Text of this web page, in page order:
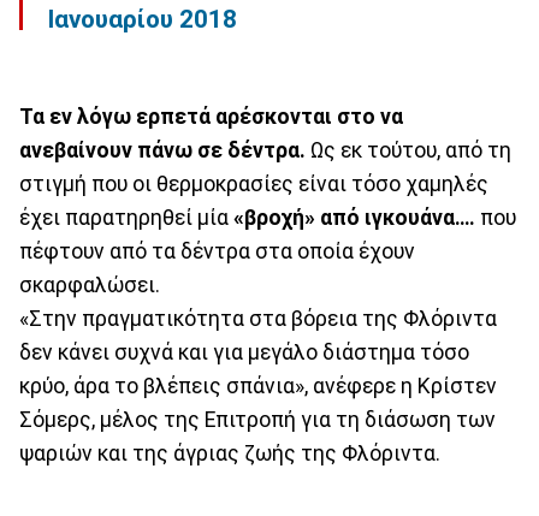
Ιανουαρίου 2018
Τα εν λόγω ερπετά αρέσκονται στο να
ανεβαίνουν πάνω σε δέντρα. Ως εκ τούτου, από τη
στιγμή που οι θερμοκρασίες είναι τόσο χαμηλές
έχει παρατηρηθεί μία «βροχή» από ιγκουάνα…. που
πέφτουν από τα δέντρα στα οποία έχουν
σκαρφαλώσει.
«Στην πραγματικότητα στα βόρεια της Φλόριντα
δεν κάνει συχνά και για μεγάλο διάστημα τόσο
κρύο, άρα το βλέπεις σπάνια», ανέφερε η Κρίστεν
Σόμερς, μέλος της Επιτροπή για τη διάσωση των
ψαριών και της άγριας ζωής της Φλόριντα.